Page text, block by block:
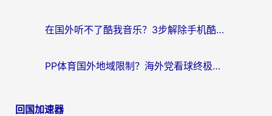
在国外听不了酷我音乐？3步解除手机酷我音乐海外限制，附实测好用加速器
PP体育国外地域限制？海外党看球终极方案：从欧洲杯到奥运会，中文解说不卡顿！
回国加速器